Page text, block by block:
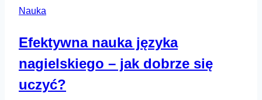
Nauka
Efektywna nauka języka
nagielskiego – jak dobrze się
uczyć?